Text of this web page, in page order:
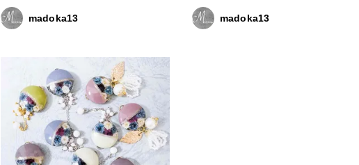
家 #フラワーアクセサリー #フラワー
アクセサリー作家 #レジン大好き #レ
作家 #resinlove #作家のためのレジン
イヤリング
madoka13
イド大好き #ハンドメイド好きな人と
繋がりたい #アクセサリー作家 #フラ
madoka13